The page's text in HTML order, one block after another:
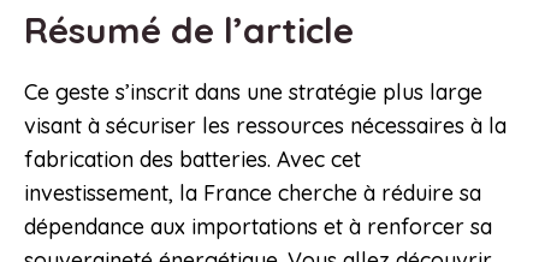
Résumé de l’article
Ce geste s’inscrit dans une stratégie plus large
visant à sécuriser les ressources nécessaires à la
fabrication des batteries. Avec cet
investissement, la France cherche à réduire sa
dépendance aux importations et à renforcer sa